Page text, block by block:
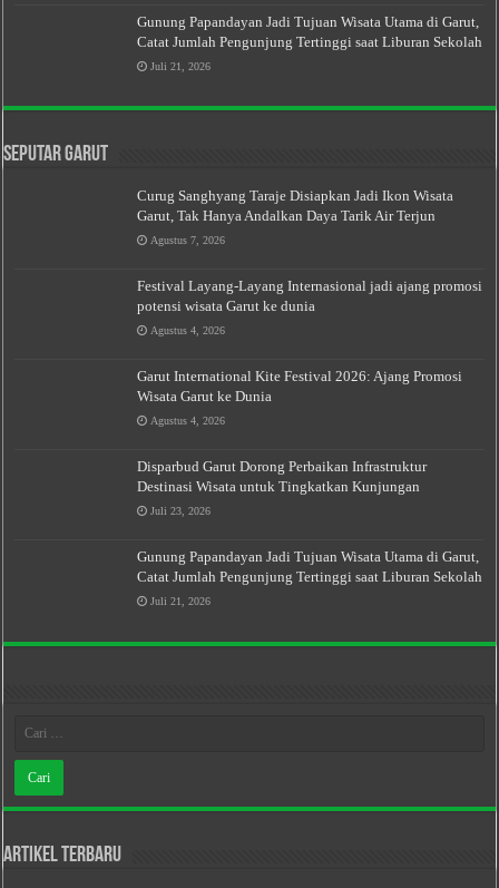
Gunung Papandayan Jadi Tujuan Wisata Utama di Garut,
Catat Jumlah Pengunjung Tertinggi saat Liburan Sekolah
Juli 21, 2026
Seputar Garut
Curug Sanghyang Taraje Disiapkan Jadi Ikon Wisata
Garut, Tak Hanya Andalkan Daya Tarik Air Terjun
Agustus 7, 2026
Festival Layang-Layang Internasional jadi ajang promosi
potensi wisata Garut ke dunia
Agustus 4, 2026
Garut International Kite Festival 2026: Ajang Promosi
Wisata Garut ke Dunia
Agustus 4, 2026
Disparbud Garut Dorong Perbaikan Infrastruktur
Destinasi Wisata untuk Tingkatkan Kunjungan
Juli 23, 2026
Gunung Papandayan Jadi Tujuan Wisata Utama di Garut,
Catat Jumlah Pengunjung Tertinggi saat Liburan Sekolah
Juli 21, 2026
Artikel Terbaru